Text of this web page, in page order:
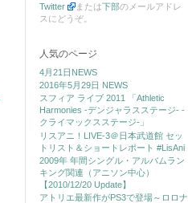
Twitter
または下部のメールアドレ
スにどうぞ。
人気のページ
4月21日NEWS
2016年5月29日 NEWS
スフィア ライブ 2011 「Athletic
Harmonies -デンジャラスステージ- -
クライマックスステージ-」
リスアニ！LIVE-3＠日本武道館 セッ
トリスト＆ショートレポート #LisAni
2009年 年間シングル・アルバムラン
キング関連（アニソン中心）
【2010/12/20 Update】
アトリエ最新作がPS3で登場～ロロナ